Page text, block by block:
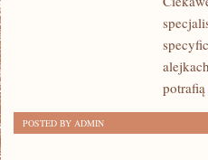
SPORTOWY
potrafią
POSTED BY ADMIN